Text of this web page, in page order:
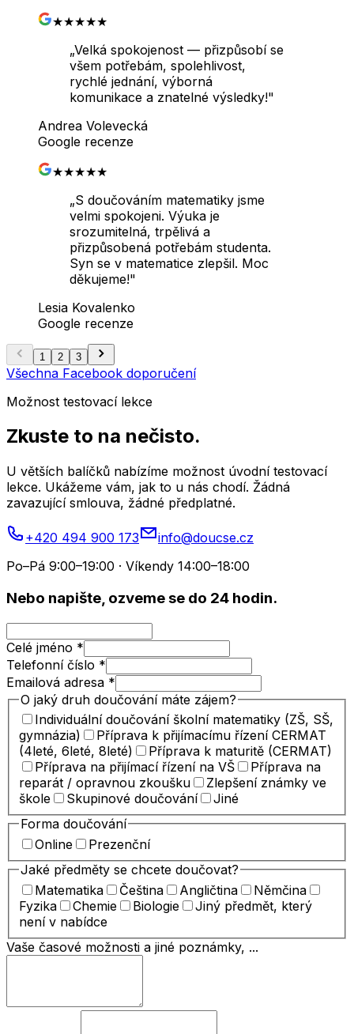
★★★★★
„Velká spokojenost — přizpůsobí se
všem potřebám, spolehlivost,
rychlé jednání, výborná
komunikace a znatelné výsledky!"
Andrea Volevecká
Google recenze
★★★★★
„S doučováním matematiky jsme
velmi spokojeni. Výuka je
srozumitelná, trpělivá a
přizpůsobená potřebám studenta.
Syn se v matematice zlepšil. Moc
děkujeme!"
Lesia Kovalenko
Google recenze
1 2 3
Všechna Facebook doporučení
Možnost testovací lekce
Zkuste to na nečisto.
U větších balíčků nabízíme možnost úvodní testovací
lekce. Ukážeme vám, jak to u nás chodí. Žádná
zavazující smlouva, žádné předplatné.
+420 494 900 173
info@doucse.cz
Po–Pá 9:00–19:00 · Víkendy 14:00–18:00
Nebo napište, ozveme se do 24 hodin.
Celé jméno *
Telefonní číslo *
Emailová adresa *
O jaký druh doučování máte zájem?
Individuální doučování školní matematiky (ZŠ, SŠ,
gymnázia)
Příprava k přijímacímu řízení CERMAT
(4leté, 6leté, 8leté)
Příprava k maturitě (CERMAT)
Příprava na přijímací řízení na VŠ
Příprava na
reparát / opravnou zkoušku
Zlepšení známky ve
škole
Skupinové doučování
Jiné
Forma doučování
Online
Prezenční
Jaké předměty se chcete doučovat?
Matematika
Čeština Angličtina
Němčina
Fyzika
Chemie Biologie
Jiný předmět, který
není v nabídce
Vaše časové možnosti a jiné poznámky, ...